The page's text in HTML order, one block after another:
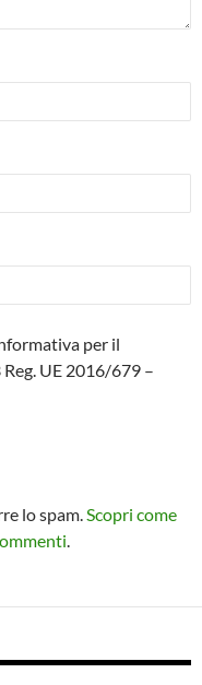
per il
UE 2016/679 –
lo spam. Scopri come